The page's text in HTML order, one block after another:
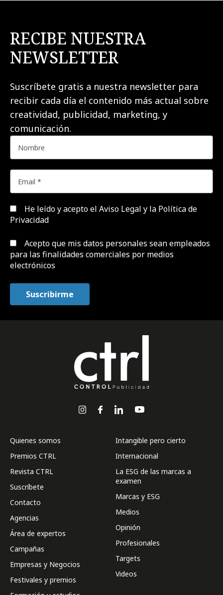
RECIBE NUESTRA
NEWSLETTER
Suscríbete gratis a nuestra newsletter para
recibir cada día el contenido más actual sobre
creatividad, publicidad, marketing, y
comunicación.
He leído y acepto el Aviso Legal y la Política de
Privacidad
Acepto que mis datos personales sean empleados
para las finalidades comerciales por medios
electrónicos
Quienes somos
Premios CTRL
Revista CTRL
Suscríbete
Contacto
Agencias
Área de expertos
Campañas
Empresas y Negocios
Festivales y premios
Intangible pero cierto
Internacional
La ESG de las marcas a
examen
Marcas y ESG
Medios
Opinión
Profesionales
Targets
Videos